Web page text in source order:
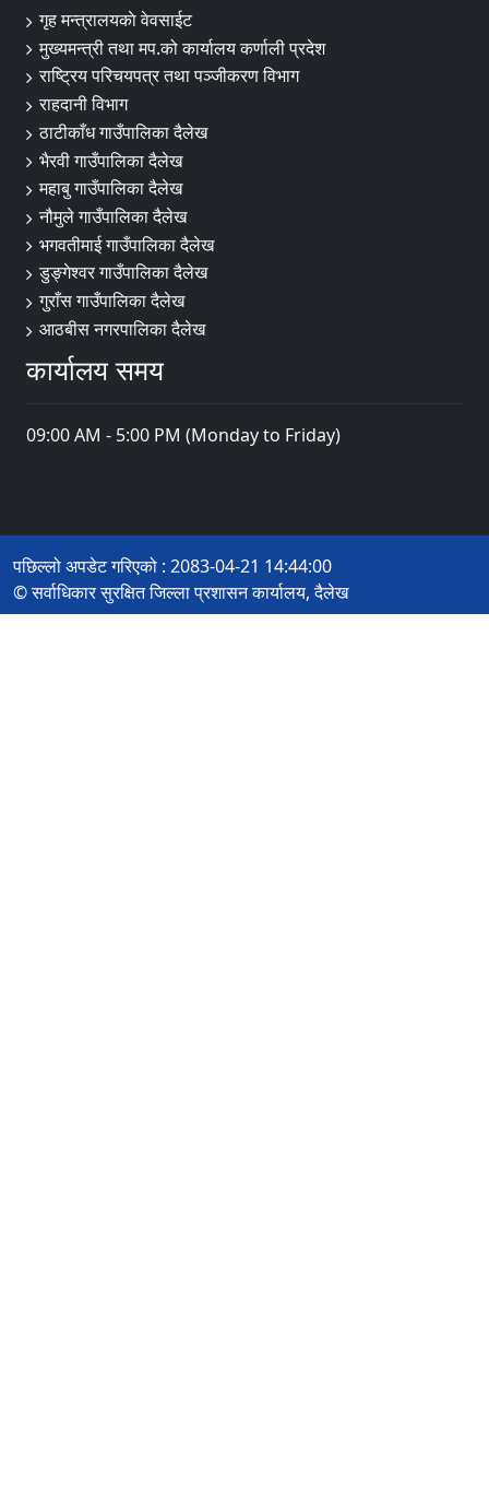
गृह मन्त्रालयकाे वेवसाईट
मुख्यमन्त्री तथा मप.को कार्यालय कर्णाली प्रदेश
राष्ट्रिय परिचयपत्र तथा पञ्जीकरण विभाग
राहदानी विभाग
ठाटीकाँध गाउँपालिका दैलेख
भैरवी गाउँपालिका दैलेख
महाबु गाउँपालिका दैलेख
नौमुले गाउँपालिका दैलेख
भगवतीमाई गाउँपालिका दैलेख
डुङ्गेश्वर गाउँपालिका दैलेख
गुराँस गाउँपालिका दैलेख
आठबीस नगरपालिका दैलेख
कार्यालय समय
09:00 AM - 5:00 PM (Monday to Friday)
पछिल्लो अपडेट गरिएको : 2083-04-21 14:44:00
© सर्वाधिकार सुरक्षित जिल्ला प्रशासन कार्यालय, दैलेख